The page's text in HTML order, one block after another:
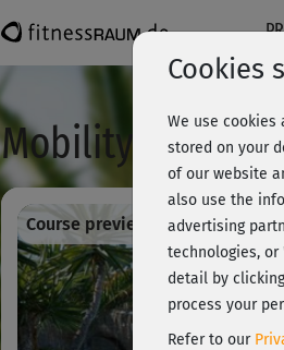
Mobility-
Course preview - register and
Cookies
We use
stored on your
of our website
also use the
advertising
technologies,
detail by
process your
Refer to our